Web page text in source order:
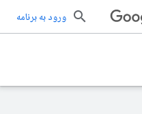
ورود به برنامه